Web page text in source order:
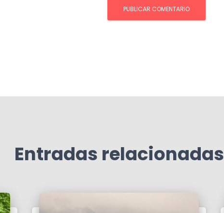
Entradas relacionadas